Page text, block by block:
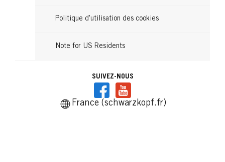
Politique d’utilisation des cookies
Note for US Residents
SUIVEZ-NOUS
France (schwarzkopf.fr)